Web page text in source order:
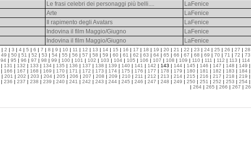
Le frasi celebri dei personaggi più belli.... LaFenice
Arte LaFenice
Il rapimento degli Avatars LaFenice
Indovina il film Maggio/Giugno LaFenice
Indovina il film Maggio/Giugno LaFenice
| 2 | 3 | 4 | 5 | 6 | 7 | 8 | 9 | 10 | 11 | 12 | 13 | 14 | 15 | 16 | 17 | 18 | 19 | 20 | 21 | 22 | 23 | 24 | 25 | 26 | 27 | 28
49 | 50 | 51 | 52 | 53 | 54 | 55 | 56 | 57 | 58 | 59 | 60 | 61 | 62 | 63 | 64 | 65 | 66 | 67 | 68 | 69 | 70 | 71 | 72 | 73
94 | 95 | 96 | 97 | 98 | 99 | 100 | 101 | 102 | 103 | 104 | 105 | 106 | 107 | 108 | 109 | 110 | 111 | 112 | 113 | 114
| 131 | 132 | 133 | 134 | 135 | 136 | 137 | 138 | 139 | 140 | 141 | 142 | 143 | 144 | 145 | 146 | 147 | 148 | 149 |
| 166 | 167 | 168 | 169 | 170 | 171 | 172 | 173 | 174 | 175 | 176 | 177 | 178 | 179 | 180 | 181 | 182 | 183 | 184 |
| 201 | 202 | 203 | 204 | 205 | 206 | 207 | 208 | 209 | 210 | 211 | 212 | 213 | 214 | 215 | 216 | 217 | 218 | 219 |
| 236 | 237 | 238 | 239 | 240 | 241 | 242 | 243 | 244 | 245 | 246 | 247 | 248 | 249 | 250 | 251 | 252 | 253 | 254 |
| 264 | 265 | 266 | 267 |